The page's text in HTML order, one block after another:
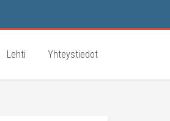
Lehti Yhteystiedot